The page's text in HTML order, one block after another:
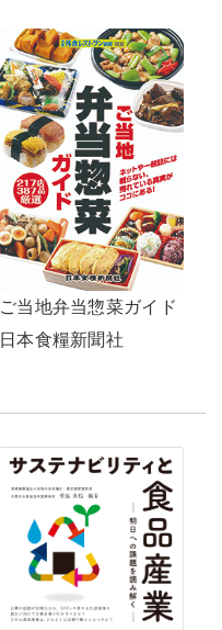
ご当地弁当惣菜ガイド
日本食糧新聞社